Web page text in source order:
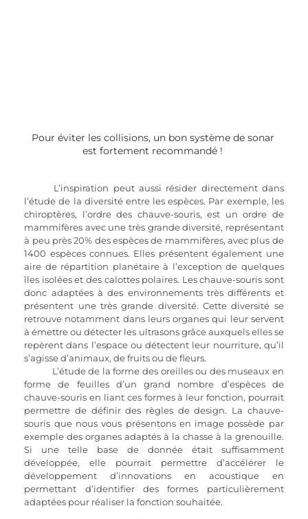
Pour éviter les collisions, un bon système de sonar
est fortement recommandé !
L’inspiration peut aussi résider directement dans
l’étude de la diversité entre les espèces. Par exemple, les
chiroptères, l’ordre des chauve-souris, est un ordre de
mammifères avec une très grande diversité, représentant
à peu près 20% des espèces de mammifères, avec plus de
1400 espèces connues. Elles présentent également une
aire de répartition planétaire à l’exception de quelques
îles isolées et des calottes polaires. Les chauve-souris sont
donc adaptées à des environnements très différents et
présentent une très grande diversité. Cette diversité se
retrouve notamment dans leurs organes qui leur servent
à émettre ou détecter les ultrasons grâce auxquels elles se
repèrent dans l’espace ou détectent leur nourriture, qu’il
s’agisse d’animaux, de fruits ou de fleurs.
forme de feuilles d’un grand nombre d’espèces de
chauve-souris en liant ces formes à leur fonction, pourrait
permettre de définir des règles de design. La chauve-
souris que nous vous présentons en image possède par
exemple des organes adaptés à la chasse à la grenouille.
Si une telle base de donnée était suffisamment
développée, elle pourrait permettre d’accélérer le
développement d’innovations en acoustique en
permettant d’identifier des formes particulièrement
adaptées pour réaliser la fonction souhaitée.